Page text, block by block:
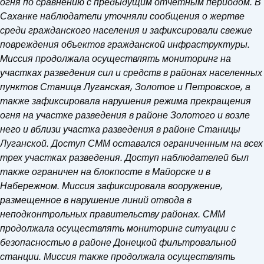
Саханке наблюдатели уточняли сообщения о жертве
среди гражданского населения и зафиксировали свежие
повреждения объектов гражданской инфраструктуры.
Миссия продолжала осуществлять мониторинг на
участках разведения сил и средств в районах населенных
пунктов Станица Луганская, Золотое и Петровское, а
также зафиксировала нарушения режима прекращения
огня на участке разведения в районе Золотого и возле
него и вблизи участка разведения в районе Станицы
Луганской. Доступ СММ оставался ограниченным на всех
трех участках разведения. Доступ наблюдателей был
также ограничен на блокпосте в Майорске и в
Набережном. Миссия зафиксировала вооружение,
размещенное в нарушение линий отвода в
неподконтрольных правительству районах. СММ
продолжала осуществлять мониторинг ситуации с
безопасностью в районе Донецкой фильтровальной
станции. Миссия также продолжала осуществлять